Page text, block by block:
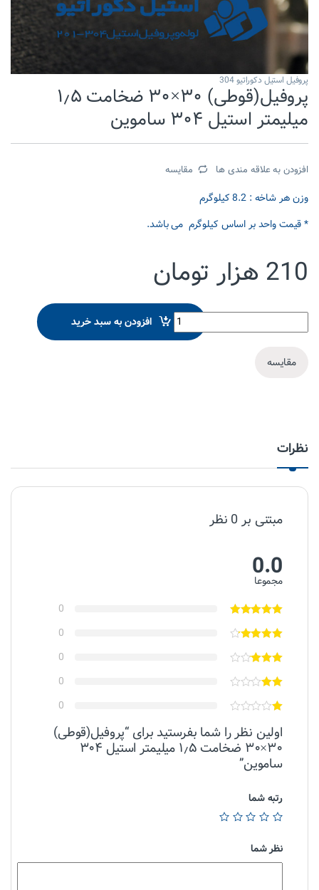
پروفیل استیل دکوراتیو 304
پروفیل(قوطی) ۳۰×۳۰ ضخامت ۱٫۵
میلیمتر استیل ۳۰۴ ساموین
افزودن به علاقه مندی ها مقایسه
وزن هر شاخه : 8.2 کیلوگرم
* قیمت واحد بر اساس کیلوگرم می باشد.
210 هزار تومان
پروفیل(قوطی) 30x30 ضخامت 1.5 میلیمتر استیل 304 ساموین quantity افزودن به سبد خرید
مقایسه
نظرات
مبتنی بر 0 نظر
0.0
مجموعا
0
0
0
0
0
اولین نظر را شما بفرستید برای “پروفیل(قوطی)
۳۰×۳۰ ضخامت ۱٫۵ میلیمتر استیل ۳۰۴
ساموین”
رتبه شما
نظر شما